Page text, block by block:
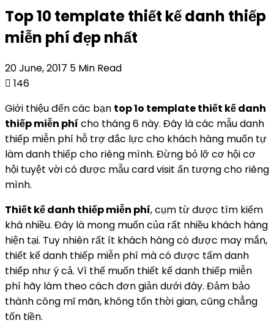
Top 10 template thiết kế danh thiếp
miễn phí đẹp nhất
20 June, 2017 5 Min Read
146
Giới thiệu đến các bạn top 1o template thiết kế danh
thiếp miễn phí cho tháng 6 này. Đây là các mẫu danh
thiếp miễn phí hỗ trợ đắc lực cho khách hàng muốn tự
làm danh thiếp cho riêng mình. Đừng bỏ lỡ cơ hội cơ
hội tuyệt vời có được mẫu card visit ấn tượng cho riêng
mình.
Thiết kế danh thiếp miễn phí, cụm từ được tìm kiếm
khá nhiều. Đây là mong muốn của rất nhiều khách hàng
hiện tại. Tuy nhiên rất ít khách hàng có được may mắn,
thiết kế danh thiếp miễn phí mà có được tấm danh
thiếp như ý cả. Vì thế muốn thiết kế danh thiếp miễn
phí hãy làm theo cách đơn giản dưới đây. Đảm bảo
thành công mĩ mãn, không tốn thời gian, cũng chẳng
tốn tiền.